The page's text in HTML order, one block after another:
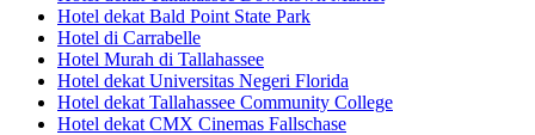
Hotel dekat Bald Point State Park
Hotel di Carrabelle
Hotel Murah di Tallahassee
Hotel dekat Universitas Negeri Florida
Hotel dekat Tallahassee Community College
Hotel dekat CMX Cinemas Fallschase